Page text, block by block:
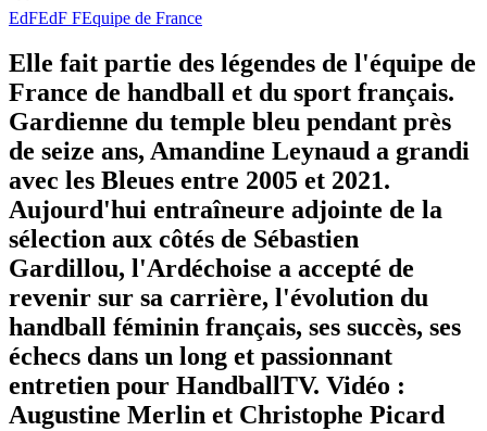
EdFEdF FEquipe de France
Elle fait partie des légendes de l'équipe de
France de handball et du sport français.
Gardienne du temple bleu pendant près
de seize ans, Amandine Leynaud a grandi
avec les Bleues entre 2005 et 2021.
Aujourd'hui entraîneure adjointe de la
sélection aux côtés de Sébastien
Gardillou, l'Ardéchoise a accepté de
revenir sur sa carrière, l'évolution du
handball féminin français, ses succès, ses
échecs dans un long et passionnant
entretien pour HandballTV. Vidéo :
Augustine Merlin et Christophe Picard